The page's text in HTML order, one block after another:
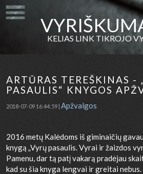
KELIAS LINK TIKROJO
ARTŪRAS TEREŠKINAS -
PASAULIS“ KNYGOS
2018-07-09 16:44:59 | Apžvalgos
2016 metų Kalėdoms iš giminaičių
knygą „Vyrų pasaulis. Vyrai ir žaizdos
Pamenu, dar tą patį vakarą pradėjau
kad su šia knyga lengvai ir greitai nebus.